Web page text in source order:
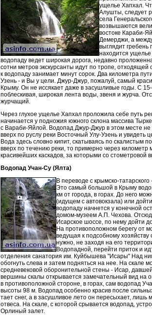
ущелье Хапхал.
Алушты, следует
села
возвышаются
востоке Караби-
Демерджи, а
выглядит гребень
находится
водопаду ведет широкая дорога, недавно
сотни метров экскурсанты идут по тропе, отходящей
к водопаду занимает минут сорок. Два километра
Узень - и Вы у цели. Джур-Джур, пожалуй, самый
Крыму. Он не иссякает даже в засушливые годы. С
поблескивая, широкая лента воды, звеня и журча.
журчащий.
Через глухое ущелье Хапхал проложила себе путь
начинается у подножия южного склона массива
с Вараби-Яйлой. Водопад Джур-Джур в этом месте
вверх по руслу реки Восточный Улу-Узень и увидеть
Вода здесь словно кипит, скатываясь по скалистым
вверх по течению реки, то примерно через километр
красивейших каскадов, за которыми со стометровой
Водопад Учан-Су (Ялта)
В переводе с крымско-
Это самый большой в Крыму
км от города, в горах. До него
(идущем с автовокзала) или
водопаду начнется у конечной
домом-музеем А.П. Чехова.
Исарское шоссе, по нему дойти
На противоположном берегу от
ведущая к подсобному
нужно, не заходя на его
Водопадной, перейти приток и
отделения санатория им. Куйбышева "Исары" Над
обогнуть слева и затем подняться на нее. На скале
средневековой оборонительной стены - Исар,
вершины скалы открывается замечательный вид на
в противоположной стороне, в горах, сам водопад
высоты 98 м. Водопад особенно красив после
тает снег, а в засушливое лето он пересыхает, лишь
отвеса. На скале, с которой срывается водопад,
Орлиный залет.